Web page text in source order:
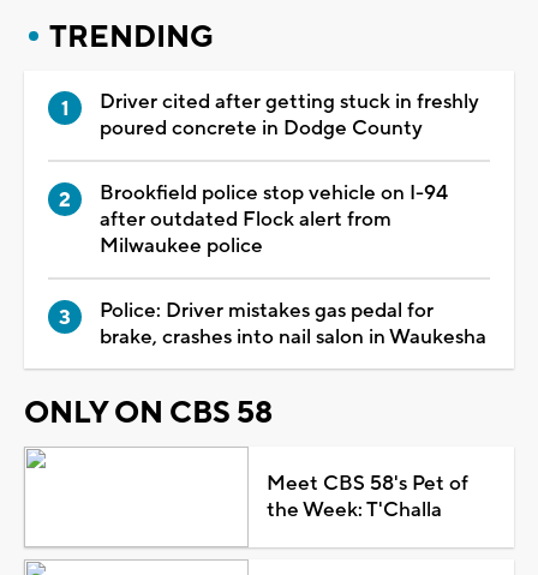
TRENDING
Driver cited after getting stuck in freshly
poured concrete in Dodge County
Brookfield police stop vehicle on I-94
after outdated Flock alert from
Milwaukee police
Police: Driver mistakes gas pedal for
brake, crashes into nail salon in Waukesha
ONLY ON CBS 58
Meet CBS 58's Pet of
the Week: T'Challa